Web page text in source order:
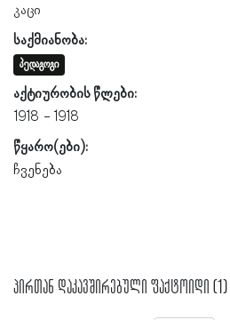
კაცი
საქმიანობა:
პედაგოგი
აქტიურობის წლები:
1918
1918
წყარო(ები):
ჩვენება
პირთან დაკავშირებული ფაქტოიდი (1)